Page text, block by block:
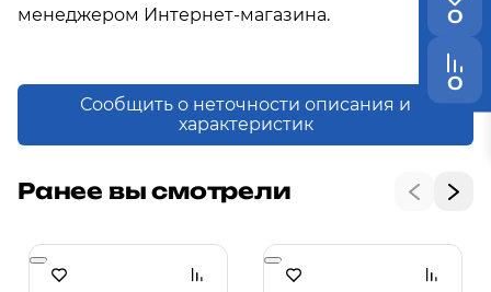
0
0
менеджером Интернет-магазина.
Сообщить о неточности описания и
характеристик
Ранее вы смотрели